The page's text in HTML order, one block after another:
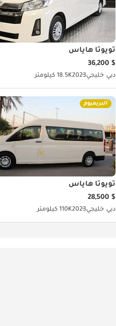
تويوتا هاياس
$ 36,200
دبي خليجي202318.5K كيلومتر
البريميوم
تويوتا هاياس
$ 28,500
دبي خليجي2023110K كيلومتر